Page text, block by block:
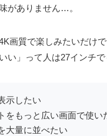
がありません…。
画質で楽しみたいだけ
い」って人は27インチで
示したい
をもっと広い画面で使い
大量に並べたい